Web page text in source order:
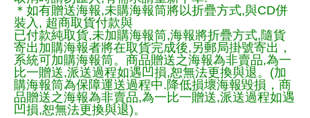
＊如有贈送海報,未購海報筒將以折疊方式,與CD併
裝入, 超商取貨付款與
已付款純取貨,未加購海報筒,海報將折疊方式,隨貨
寄出加購海報者將在取貨完成後,另郵局掛號寄出，
系統可加購海報筒。商品贈送之海報為非賣品,為一
比一贈送,派送過程如遇凹損,恕無法更換與退。(加
購海報筒為保障運送過程中.降低損壞海報毀損，商
品贈送之海報為非賣品,為一比一贈送,派送過程如遇
凹損,恕無法更換與退)。